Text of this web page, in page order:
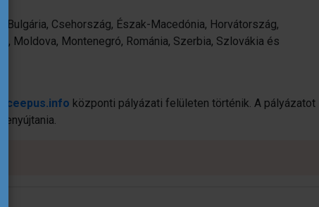
Bulgária, Csehország, Észak-Macedónia, Horvátország,
Moldova, Montenegró, Románia, Szerbia, Szlovákia és
központi pályázati felületen történik. A pályázatot